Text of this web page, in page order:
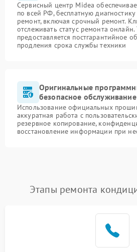
Сервисный центр Midea
по всей РФ, бесплатную
ремонт, включая срочный ремонт.
отслеживать статус ремонта онлайн.
предоставляется постгарантийное
продления срока службы техники
Оригинальные
безопасное
Использование официальных
аккуратная работа с
резервное копирование,
восстановление информации при
Этапы ремонта